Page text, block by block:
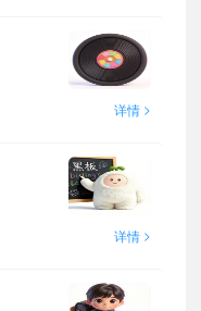
详情 >
详情 >